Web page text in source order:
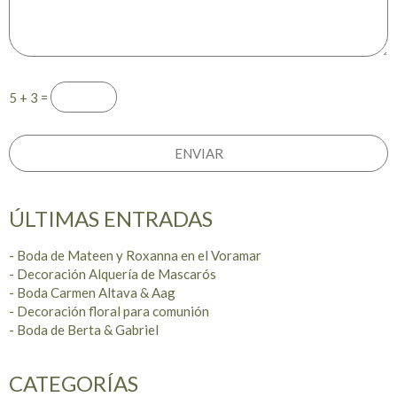
5 + 3 =
ÚLTIMAS ENTRADAS
- Boda de Mateen y Roxanna en el Voramar
- Decoración Alquería de Mascarós
- Boda Carmen Altava & Aag
- Decoración floral para comunión
- Boda de Berta & Gabriel
CATEGORÍAS